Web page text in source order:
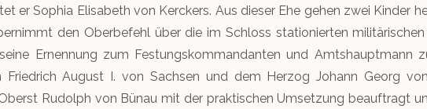
er Sophia Elisabeth von Kerckers. Aus dieser Ehe gehen zwei Kinder
den Oberbefehl über die im Schloss stationierten
Ernennung zum Festungskommandanten und Amtshauptmann
Friedrich August I. von Sachsen und dem Herzog Johann Georg
Rudolph von Bünau mit der praktischen Umsetzung beauftragt